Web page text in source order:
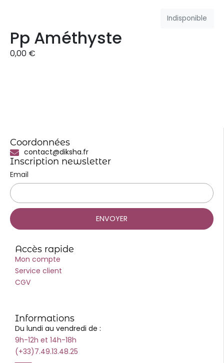
Indisponible
Pp Améthyste
0,00 €
Coordonnées
contact@diksha.fr
Inscription newsletter
Email
ENVOYER
Accès rapide
Mon compte
Service client
CGV
Informations
Du lundi au vendredi de :
9h-12h et 14h-18h
(+33)7.49.13.48.25